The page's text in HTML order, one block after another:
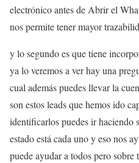
electrónico antes de Abrir el
nos permite tener mayor
y lo segundo es que tiene
ya lo veremos a ver hay una
cual además puedes llevar la
son estos leads que hemos ido
identificarlos puedes ir haciendo
estado está cada uno y eso nos
puede ayudar a todos pero